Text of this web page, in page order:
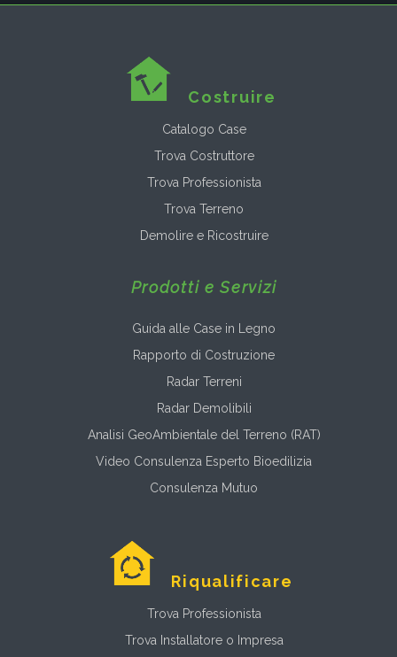
Costruire
Catalogo Case
Trova Costruttore
Trova Professionista
Trova Terreno
Demolire e Ricostruire
Prodotti e Servizi
Guida alle Case in Legno
Rapporto di Costruzione
Radar Terreni
Radar Demolibili
Analisi GeoAmbientale del Terreno (RAT)
Video Consulenza Esperto Bioedilizia
Consulenza Mutuo
Riqualificare
Trova Professionista
Trova Installatore o Impresa